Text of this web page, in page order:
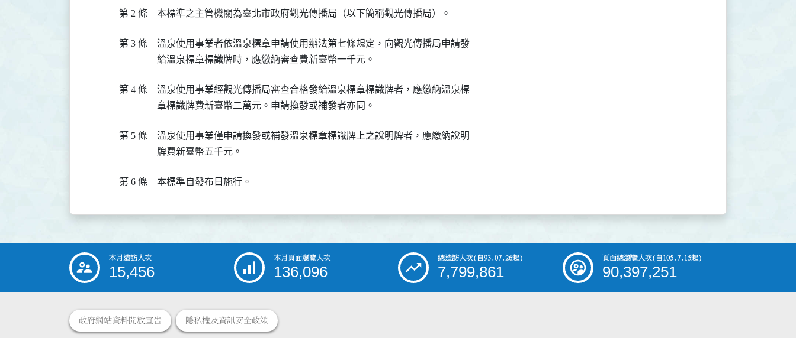
第 2 條 本標準之主管機關為臺北市政府觀光傳播局（以下簡稱觀光傳播局）。
第 3 條
溫泉使用事業者依溫泉標章申請使用辦法第七條規定，向觀光傳播局申請發
給溫泉標章標識牌時，應繳納審查費新臺幣一千元。
第 4 條
溫泉使用事業經觀光傳播局審查合格發給溫泉標章標識牌者，應繳納溫泉標
章標識牌費新臺幣二萬元。申請換發或補發者亦同。
第 5 條
溫泉使用事業僅申請換發或補發溫泉標章標識牌上之說明牌者，應繳納說明
牌費新臺幣五千元。
第 6 條 本標準自發布日施行。
::: 本月造訪人次
15,456
本月頁面瀏覽人次
136,096
總造訪人次(自93.07.26起)
7,799,861
頁面總瀏覽人次(自105.7.15起)
90,397,251
政府網站資料開放宣告 隱私權及資訊安全政策